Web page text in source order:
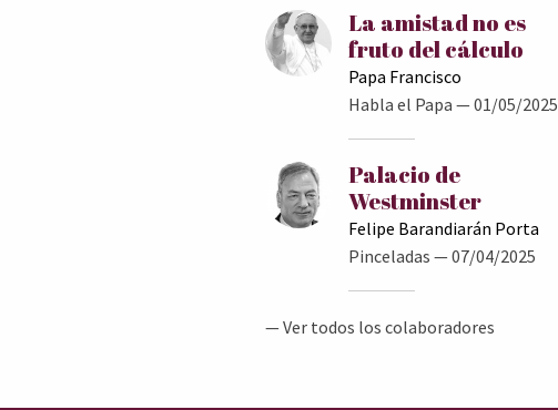
La amistad no es
fruto del cálculo
Papa Francisco
Habla el Papa — 01/05/2025
Palacio de
Westminster
Felipe Barandiarán Porta
Pinceladas — 07/04/2025
— Ver todos los colaboradores